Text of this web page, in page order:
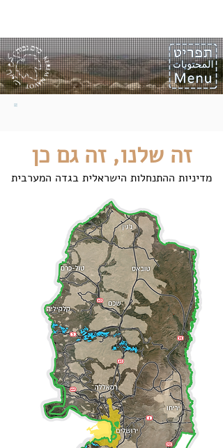
זה שלנו, זה גם כן
מדיניות ההתנחלות הישראלית בגדה המערבית